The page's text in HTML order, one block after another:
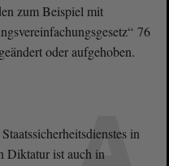
zum Beispiel mit
76
oder aufgehoben.
in
Diktatur ist auch in